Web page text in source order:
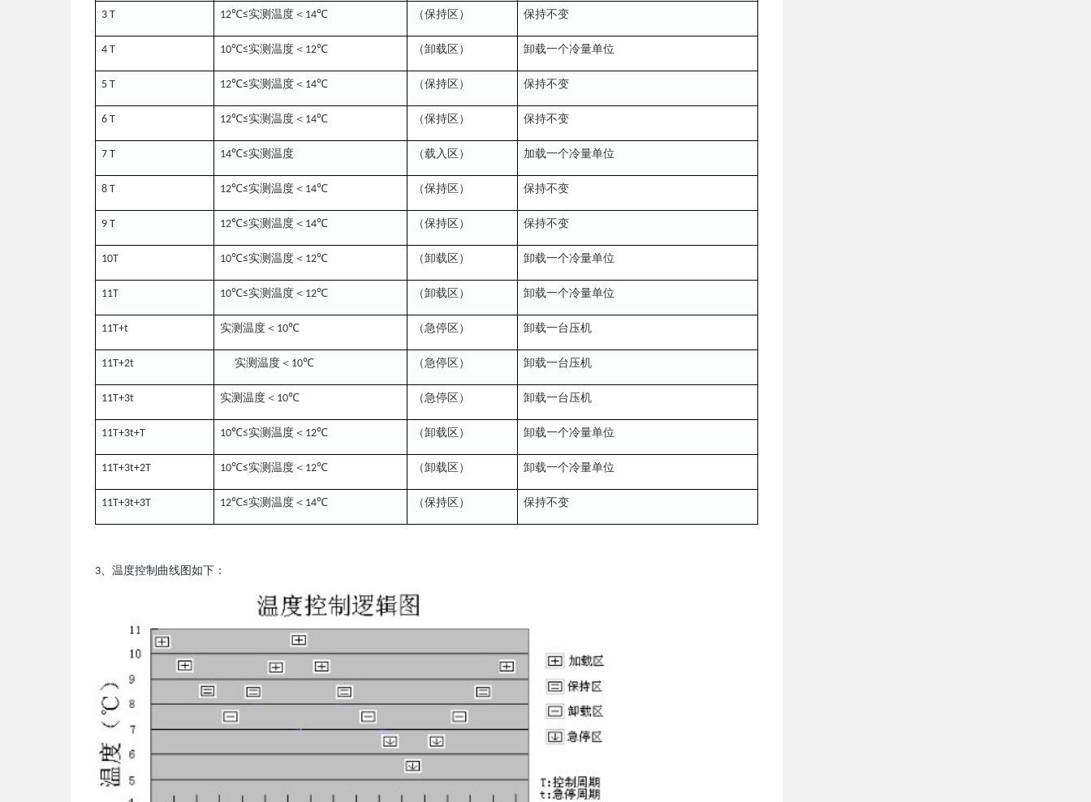
3 T 12℃≤实测温度＜ 14℃ （保持区） 保持不变
4 T 10℃≤实测温度＜ 12℃ （卸载区） 卸载一个冷量单位
5 T 12℃≤实测温度＜ 14℃ （保持区） 保持不变
6 T 12℃≤实测温度＜ 14℃ （保持区） 保持不变
7 T 14℃≤实测温度 （载入 区） 加载一个冷量单位
8 T 12℃≤实测温度＜ 14℃ （保持区） 保持不变
9 T 12℃≤实测温度＜ 14℃ （保持区） 保持不变
10T 10℃≤实测温度＜ 12℃ （卸载区） 卸载一个冷量单位
11T 10℃≤实测温度＜ 12℃ （卸载区） 卸载一个冷量单位
11T+t 实测温度＜ 10℃ （急停区） 卸载一台压机
11T+2t 实测温度＜ 10℃ （急停区） 卸载一台压机
11T+3t 实测温度＜ 10℃ （急停区） 卸载一台压机
11T+3t+T 10℃≤实测温度＜ 12℃ （卸载区） 卸载一个冷量单位
11T+3t+2T 10℃≤实测温度＜ 12℃ （卸载区） 卸载一个冷量单位
11T+3t+3T 12℃≤实测温度＜ 14℃ （保持区） 保持不变
3 温 度控制 曲线图 如下：